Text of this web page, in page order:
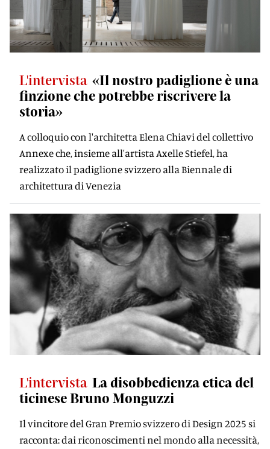
L'intervista «Il nostro padiglione è una
finzione che potrebbe riscrivere la
storia»
A colloquio con l'architetta Elena Chiavi del collettivo
Annexe che, insieme all'artista Axelle Stiefel, ha
realizzato il padiglione svizzero alla Biennale di
architettura di Venezia
L'intervista La disobbedienza etica del
ticinese Bruno Monguzzi
Il vincitore del Gran Premio svizzero di Design 2025 si
racconta: dai riconoscimenti nel mondo alla necessità,